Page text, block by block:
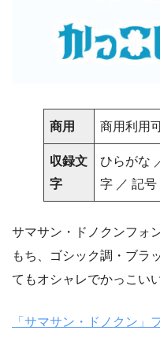
商用 商用利用
収録文
字
ひらがな
字 ／ 記号
サマサン・ドノクンフォ
もち、ゴシック調・ブラ
てもオシャレでかっこい
「サマサン・ドノクン」